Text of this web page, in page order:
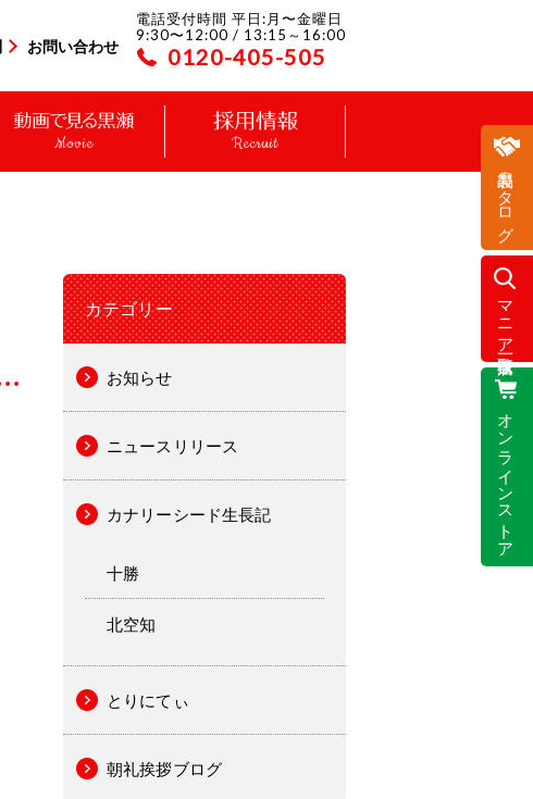
お問い合わせ
電話受付時間 平日:月〜金曜日
9:30〜12:00 / 13:15～16:00
0120-405-505
Movie Recruit
製品カタログ
マニア取扱店一覧
オンラインストア
カテゴリー
お知らせ
ニュースリリース
カナリーシード生長記
十勝
北空知
とりにてぃ
朝礼挨拶ブログ